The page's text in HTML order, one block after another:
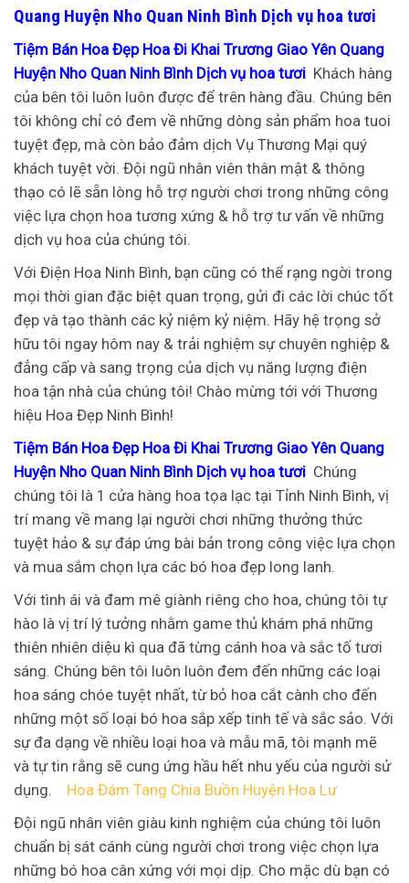
Quang Huyện Nho Quan Ninh Bình Dịch vụ hoa tươi
Tiệm Bán Hoa Đẹp Hoa Đi Khai Trương Giao Yên Quang
Huyện Nho Quan Ninh Bình Dịch vụ hoa tươi Khách hàng
của bên tôi luôn luôn được để trên hàng đầu. Chúng bên
tôi không chỉ có đem về những dòng sản phẩm hoa tuoi
tuyệt đẹp, mà còn bảo đảm dịch Vụ Thương Mại quý
khách tuyệt vời. Đội ngũ nhân viên thân mật & thông
thạo có lẽ sẵn lòng hỗ trợ người chơi trong những công
việc lựa chọn hoa tương xứng & hỗ trợ tư vấn về những
dịch vụ hoa của chúng tôi.
Với Điện Hoa Ninh Bình, bạn cũng có thể rạng ngời trong
mọi thời gian đặc biệt quan trọng, gửi đi các lời chúc tốt
đẹp và tạo thành các kỷ niệm kỷ niệm. Hãy hệ trọng sở
hữu tôi ngay hôm nay & trải nghiệm sự chuyên nghiệp &
đẳng cấp và sang trọng của dịch vụ năng lượng điện
hoa tận nhà của chúng tôi! Chào mừng tới với Thương
hiệu Hoa Đẹp Ninh Bình!
Tiệm Bán Hoa Đẹp Hoa Đi Khai Trương Giao Yên Quang
Huyện Nho Quan Ninh Bình Dịch vụ hoa tươi Chúng
chúng tôi là 1 cửa hàng hoa tọa lạc tại Tỉnh Ninh Bình, vị
trí mang về mang lại người chơi những thưởng thức
tuyệt hảo & sự đáp ứng bài bản trong công việc lựa chọn
và mua sắm chọn lựa các bó hoa đẹp long lanh.
Với tình ái và đam mê giành riêng cho hoa, chúng tôi tự
hào là vị trí lý tưởng nhằm game thủ khám phá những
thiên nhiên diệu kì qua đã từng cánh hoa và sắc tố tươi
sáng. Chúng bên tôi luôn luôn đem đến những các loại
hoa sáng chóe tuyệt nhất, từ bỏ hoa cắt cành cho đến
những một số loại bó hoa sắp xếp tinh tế và sắc sảo. Với
sự đa dạng về nhiều loại hoa và mẫu mã, tôi mạnh mẽ
và tự tin rằng sẽ cung ứng hầu hết nhu yếu của người sử
dụng. Hoa Đám Tang Chia Buồn Huyện Hoa Lư
Đội ngũ nhân viên giàu kinh nghiệm của chúng tôi luôn
chuẩn bị sát cánh cùng người chơi trong việc chọn lựa
những bó hoa cân xứng với mọi dịp. Cho mặc dù bạn có